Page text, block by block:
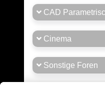
CAD
Cinema
Sonstige Foren